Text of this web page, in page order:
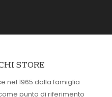
STORE
nel 1965 dalla famiglia
punto di riferimento